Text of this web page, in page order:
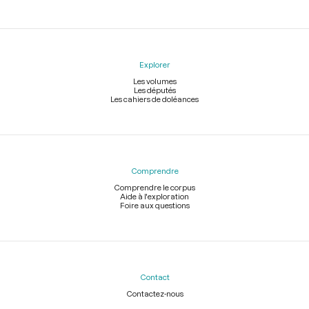
Explorer
Les volumes
Les députés
Les cahiers de doléances
Comprendre
Comprendre le corpus
Aide à l'exploration
Foire aux questions
Contact
Contactez-nous